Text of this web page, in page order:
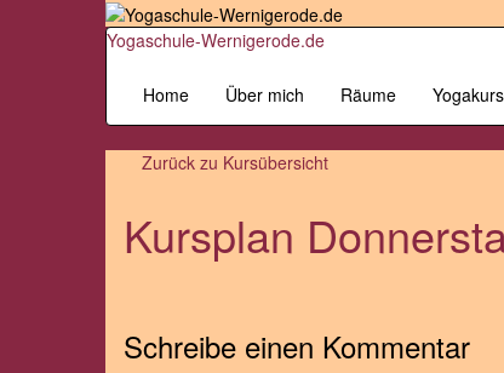
Yogaschule-Wernigerode.de
Home Über mich Räume
Zurück zu Kursübersicht
Kursplan
Schreibe einen Kommentar